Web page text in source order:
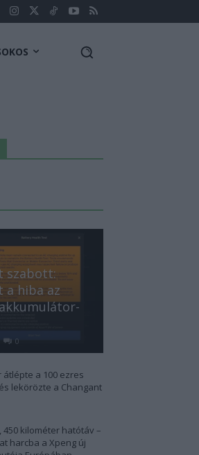
szabott:
a hiba az
0
átlépte a 100 ezres
lekörözte a Changant
450 kilométer hatótáv –
harcba a Xpeng új